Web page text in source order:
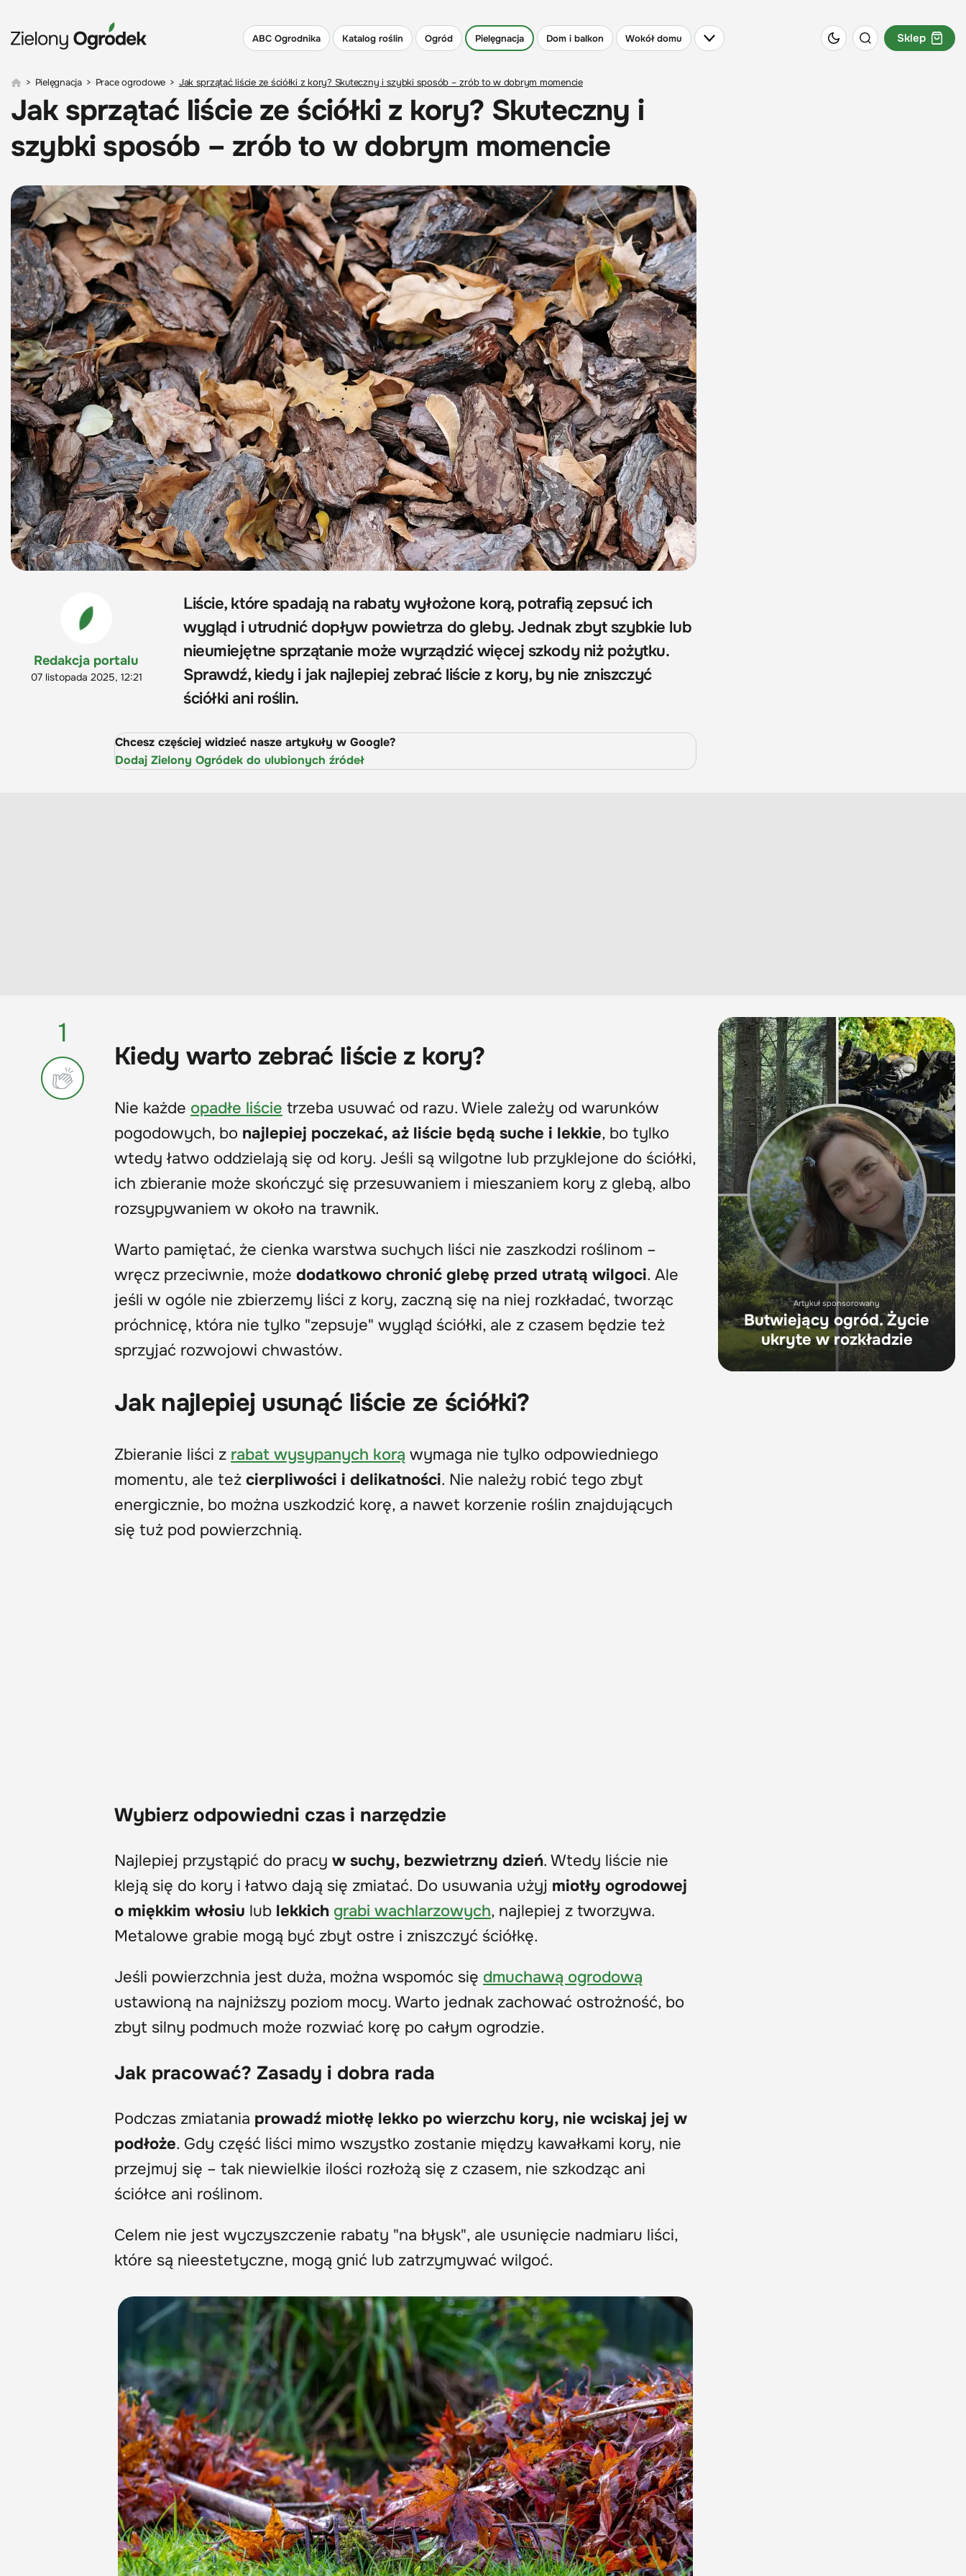
ABC Ogrodnika Katalog roślin Ogród Pielęgnacja Dom i balkon Wokół domu Sklep
> Pielęgnacja > Prace ogrodowe > Jak sprzątać liście ze ściółki z kory? Skuteczny i szybki sposób – zrób to w dobrym momencie
Jak sprzątać liście ze ściółki z kory? Skuteczny i
szybki sposób – zrób to w dobrym momencie
Redakcja portalu
07 listopada 2025, 12:21
Liście, które spadają na rabaty wyłożone korą, potrafią zepsuć ich
wygląd i utrudnić dopływ powietrza do gleby. Jednak zbyt szybkie lub
nieumiejętne sprzątanie może wyrządzić więcej szkody niż pożytku.
Sprawdź, kiedy i jak najlepiej zebrać liście z kory, by nie zniszczyć
ściółki ani roślin.
Chcesz częściej widzieć nasze artykuły w Google?
Dodaj Zielony Ogródek do ulubionych źródeł
1
Kiedy warto zebrać liście z kory?
Nie każde opadłe liście trzeba usuwać od razu. Wiele zależy od warunków
pogodowych, bo najlepiej poczekać, aż liście będą suche i lekkie, bo tylko
wtedy łatwo oddzielają się od kory. Jeśli są wilgotne lub przyklejone do ściółki,
ich zbieranie może skończyć się przesuwaniem i mieszaniem kory z glebą, albo
rozsypywaniem w około na trawnik.
Warto pamiętać, że cienka warstwa suchych liści nie zaszkodzi roślinom –
wręcz przeciwnie, może dodatkowo chronić glebę przed utratą wilgoci. Ale
jeśli w ogóle nie zbierzemy liści z kory, zaczną się na niej rozkładać, tworząc
próchnicę, która nie tylko "zepsuje" wygląd ściółki, ale z czasem będzie też
sprzyjać rozwojowi chwastów.
Jak najlepiej usunąć liście ze ściółki?
Zbieranie liści z rabat wysypanych korą wymaga nie tylko odpowiedniego
momentu, ale też cierpliwości i delikatności. Nie należy robić tego zbyt
energicznie, bo można uszkodzić korę, a nawet korzenie roślin znajdujących
się tuż pod powierzchnią.
Wybierz odpowiedni czas i narzędzie
Najlepiej przystąpić do pracy w suchy, bezwietrzny dzień. Wtedy liście nie
kleją się do kory i łatwo dają się zmiatać. Do usuwania użyj miotły ogrodowej
o miękkim włosiu lub lekkich grabi wachlarzowych, najlepiej z tworzywa.
Metalowe grabie mogą być zbyt ostre i zniszczyć ściółkę.
Jeśli powierzchnia jest duża, można wspomóc się dmuchawą ogrodową
ustawioną na najniższy poziom mocy. Warto jednak zachować ostrożność, bo
zbyt silny podmuch może rozwiać korę po całym ogrodzie.
Jak pracować? Zasady i dobra rada
Podczas zmiatania prowadź miotłę lekko po wierzchu kory, nie wciskaj jej w
podłoże. Gdy część liści mimo wszystko zostanie między kawałkami kory, nie
przejmuj się – tak niewielkie ilości rozłożą się z czasem, nie szkodząc ani
ściółce ani roślinom.
Celem nie jest wyczyszczenie rabaty "na błysk", ale usunięcie nadmiaru liści,
które są nieestetyczne, mogą gnić lub zatrzymywać wilgoć.
Artykuł sponsorowany
Butwiejący ogród. Życie
ukryte w rozkładzie